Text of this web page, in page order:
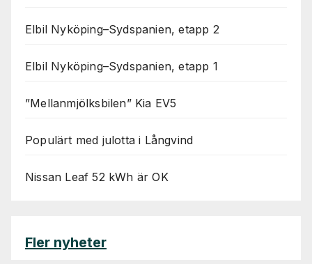
Elbil Nyköping–Sydspanien, etapp 2
Elbil Nyköping–Sydspanien, etapp 1
”Mellanmjölksbilen” Kia EV5
Populärt med julotta i Långvind
Nissan Leaf 52 kWh är OK
Fler nyheter